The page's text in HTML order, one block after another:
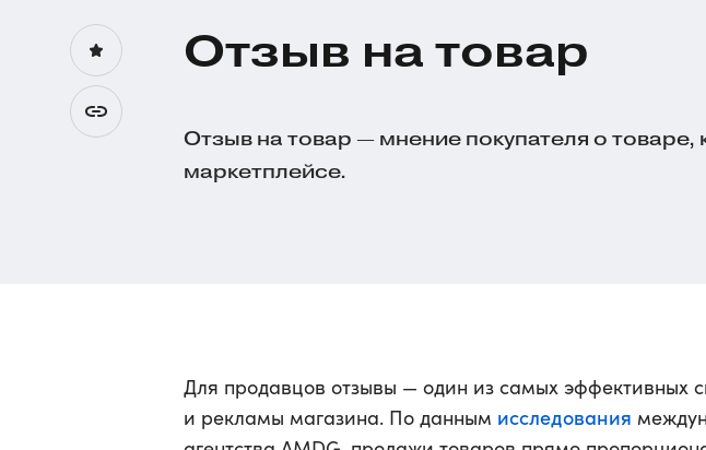
Отзыв на товар
Отзыв на товар — мнение покупателя о товаре,
маркетплейсе.
Для продавцов отзывы — один из самых эффективных
и рекламы магазина. По данным исследования